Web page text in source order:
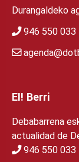
Durangaldeko
946 550 033
EI! Berri
Debabarrena
actualidad de
946 550 033